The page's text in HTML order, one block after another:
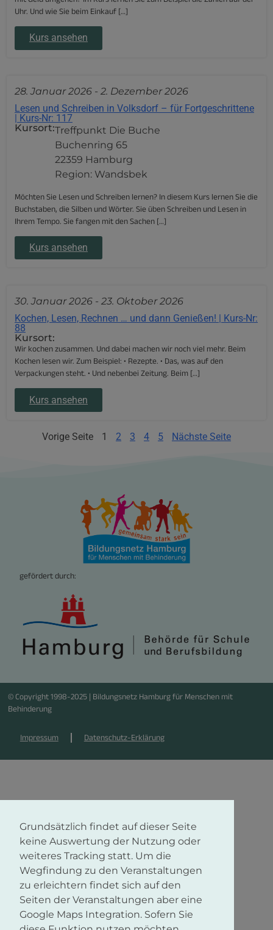
Grundsätzlich findet auf dieser Seite
keine Auswertung der Nutzung oder
weiteres Tracking statt. Um die
Wegfindung zu den Veranstaltungen
zu erleichtern findet sich auf den
Seiten der Veranstaltungen aber eine
Google Maps Integration. Sofern Sie
Uhr. Und wie Sie beim Einkauf […]
Kurs ansehen
28. Januar 2026 - 2. Dezember 2026
Lesen und Schreiben in Volksdorf – für Fortgeschrittene
| Kurs-Nr: 117
Kursort:Treffpunkt Die Buche
Buchenring 65
22359 Hamburg
Region: Wandsbek
Möchten Sie Lesen und Schreiben lernen? In diesem Kurs lernen Sie die
Buchstaben, die Silben und Wörter. Sie üben Schreiben und Lesen in
Ihrem Tempo. Sie fangen mit den Sachen […]
Kurs ansehen
30. Januar 2026 - 23. Oktober 2026
Kochen, Lesen, Rechnen … und dann Genießen! | Kurs-Nr:
88
Kursort:
Wir kochen zusammen. Und dabei machen wir noch viel mehr. Beim
Kochen lesen wir. Zum Beispiel: • Rezepte. • Das, was auf den
Verpackungen steht. • Und nebenbei Zeitung. Beim […]
Kurs ansehen
Vorige Seite 1 2 3 4 5 Nächste Seite
gefördert durch:
© Copyright 1998-2025 | Bildungsnetz Hamburg für Menschen mit
Behinderung
Impressum Datenschutz-Erklärung